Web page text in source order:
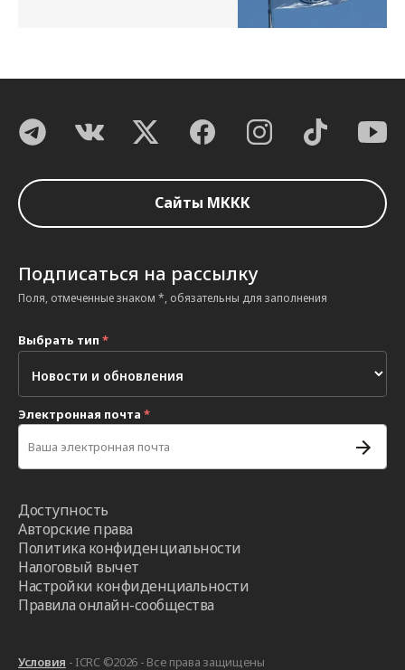
Сайты МККК
Подписаться на рассылку
Поля, отмеченные знаком *, обязательны для заполнения
Выбрать тип *
Электронная почта *
Доступность
Авторские права
Политика конфиденциальности
Налоговый вычет
Настройки конфиденциальности
Правила онлайн-сообщества
Условия - ICRC ©2026 - Все права защищены